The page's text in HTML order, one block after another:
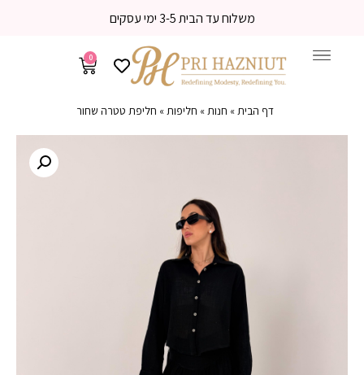
משלוח עד הבית 3-5 ימי עסקים
0
דף הבית» חנות» חליפות» חליפת טטרה שחור